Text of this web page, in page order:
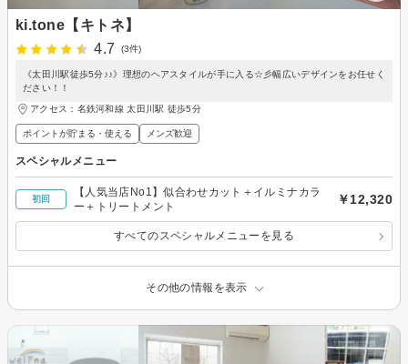
ki.tone【キトネ】
4.7
(3件)
《太田川駅徒歩5分♪♪》理想のヘアスタイルが手に入る☆彡幅広いデザインをお任せく
ださい！！
アクセス：名鉄河和線 太田川駅 徒歩5分
ポイントが貯まる・使える メンズ歓迎
スペシャルメニュー
初回
【人気当店No1】似合わせカット＋イルミナカラ
ー＋トリートメント
￥12,320
すべてのスペシャルメニューを見る
その他の情報を表示